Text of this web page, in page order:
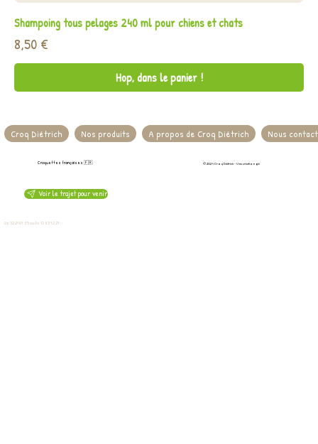
Shampoing tous pelages 240 ml pour chiens et chats
Prix
8,50 €
Hop, dans le panier !
Croq Diétrich Nos produits A propos de Croq Diétrich Nous
© 2024 Croq Diétrich - Une création gbi
Croquettes françaises 🇫🇷
06 32 21 07 85 ou 06 13 83 72 27
Voir le trajet pour venir